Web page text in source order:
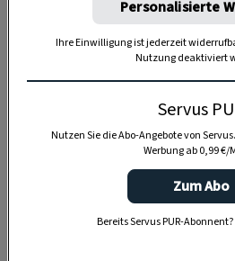
Anzeige
Personalisierte
Ihre Einwilligung ist jederzeit
Nutzung deaktiviert
Servus
Nutzen Sie die Abo-Angebote von
Werbung ab 0,99 €/
Zum Abo
Bereits Servus PUR-Abonnent?